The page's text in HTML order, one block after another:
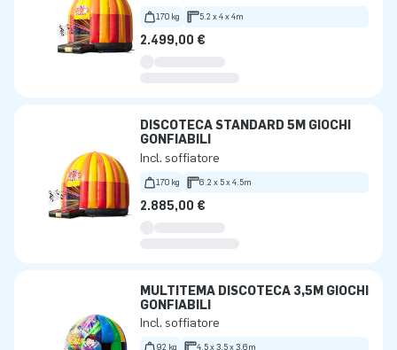
170 kg 5.2 x 4 x 4m
2.499,00 €
DISCOTECA STANDARD 5M GIOCHI
GONFIABILI
Incl. soffiatore
170 kg 6.2 x 5 x 4.5m
2.885,00 €
MULTITEMA DISCOTECA 3,5M GIOCHI
GONFIABILI
Incl. soffiatore
92 kg 4.5 x 3.5 x 3.6m